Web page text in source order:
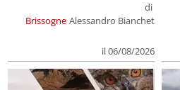
Brissogne
di
Alessandro Bianchet
il 06/08/2026